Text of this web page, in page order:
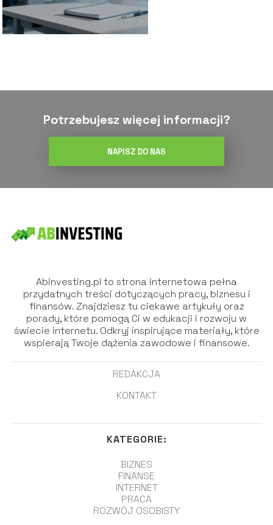
Potrzebujesz więcej informacji?
NAPISZ DO NAS
Abinvesting.pl to strona internetowa pełna
przydatnych treści dotyczących pracy, biznesu i
finansów. Znajdziesz tu ciekawe artykuły oraz
porady, które pomogą Ci w edukacji i rozwoju w
świecie internetu. Odkryj inspirujące materiały, które
wspierają Twoje dążenia zawodowe i finansowe.
REDAKCJA
KONTAKT
KATEGORIE:
BIZNES
FINANSE
INTERNET
PRACA
ROZWÓJ OSOBISTY